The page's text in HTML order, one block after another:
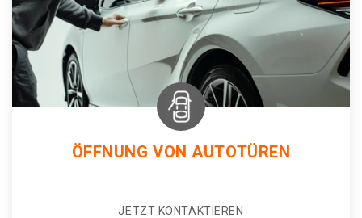
ÖFFNUNG VON AUTOTÜREN
JETZT KONTAKTIEREN